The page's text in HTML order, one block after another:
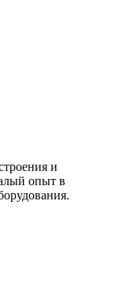
и
опыт в